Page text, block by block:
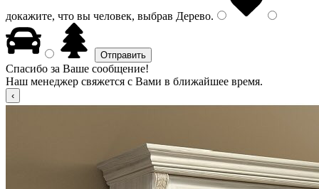
докажите, что вы человек, выбрав Дерево.
Спасибо за Ваше сообщение!
Наш менеджер свяжется с Вами в ближайшее время.